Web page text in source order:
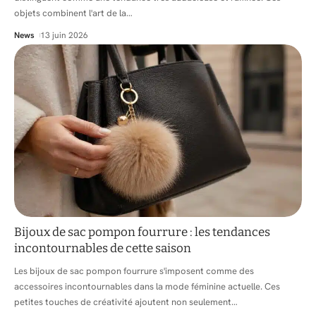
objets combinent l'art de la…
News 13 juin 2026
Bijoux de sac pompon fourrure : les tendances
incontournables de cette saison
Les bijoux de sac pompon fourrure s'imposent comme des
accessoires incontournables dans la mode féminine actuelle. Ces
petites touches de créativité ajoutent non seulement…